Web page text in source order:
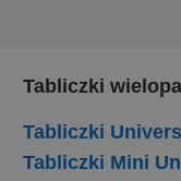
Tabliczki
Tabliczki
Tabliczki Mini